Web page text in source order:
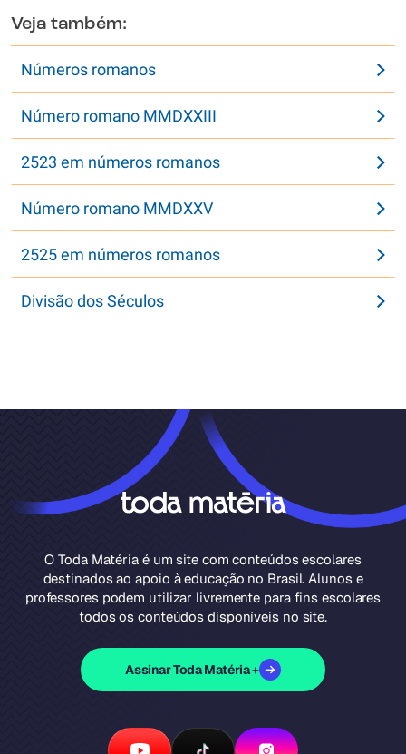
Veja também:
Números romanos
Número romano MMDXXIII
2523 em números romanos
Número romano MMDXXV
2525 em números romanos
Divisão dos Séculos
O Toda Matéria é um site com conteúdos escolares
destinados ao apoio à educação no Brasil. Alunos e
professores podem utilizar livremente para fins escolares
todos os conteúdos disponíveis no site.
Assinar Toda Matéria +